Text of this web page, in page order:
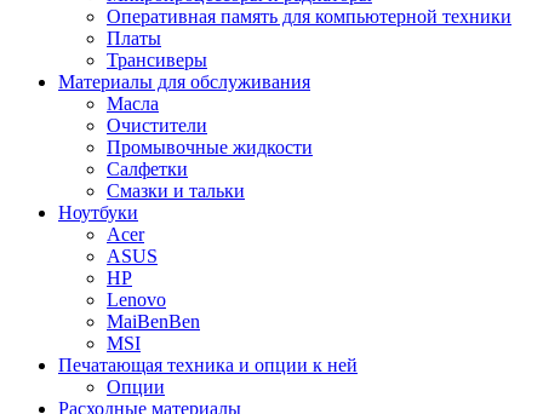
Оперативная память для компьютерной техники
Платы
Трансиверы
Материалы для обслуживания
Масла
Очистители
Промывочные жидкости
Салфетки
Смазки и тальки
Ноутбуки
Acer
ASUS
HP
Lenovo
MaiBenBen
MSI
Печатающая техника и опции к ней
Опции
Расходные материалы